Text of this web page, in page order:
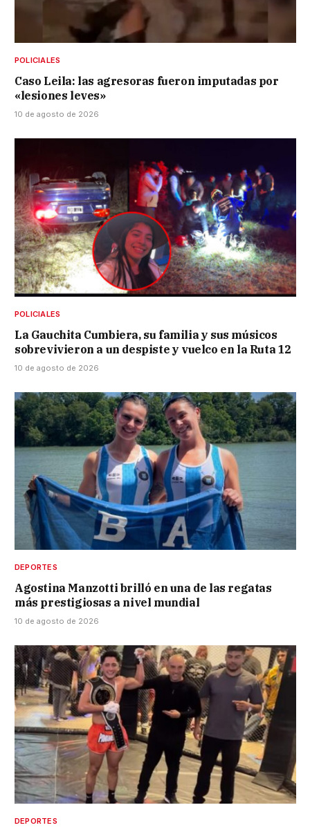
POLICIALES
Caso Leila: las agresoras fueron imputadas por
«lesiones leves»
10 de agosto de 2026
POLICIALES
La Gauchita Cumbiera, su familia y sus músicos
sobrevivieron a un despiste y vuelco en la Ruta 12
10 de agosto de 2026
DEPORTES
Agostina Manzotti brilló en una de las regatas
más prestigiosas a nivel mundial
10 de agosto de 2026
DEPORTES